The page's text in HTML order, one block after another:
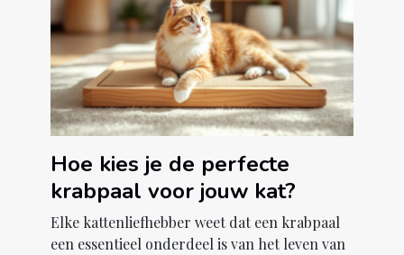
Hoe kies je de perfecte
krabpaal voor jouw kat?
Elke kattenliefhebber weet dat een krabpaal
een essentieel onderdeel is van het leven van